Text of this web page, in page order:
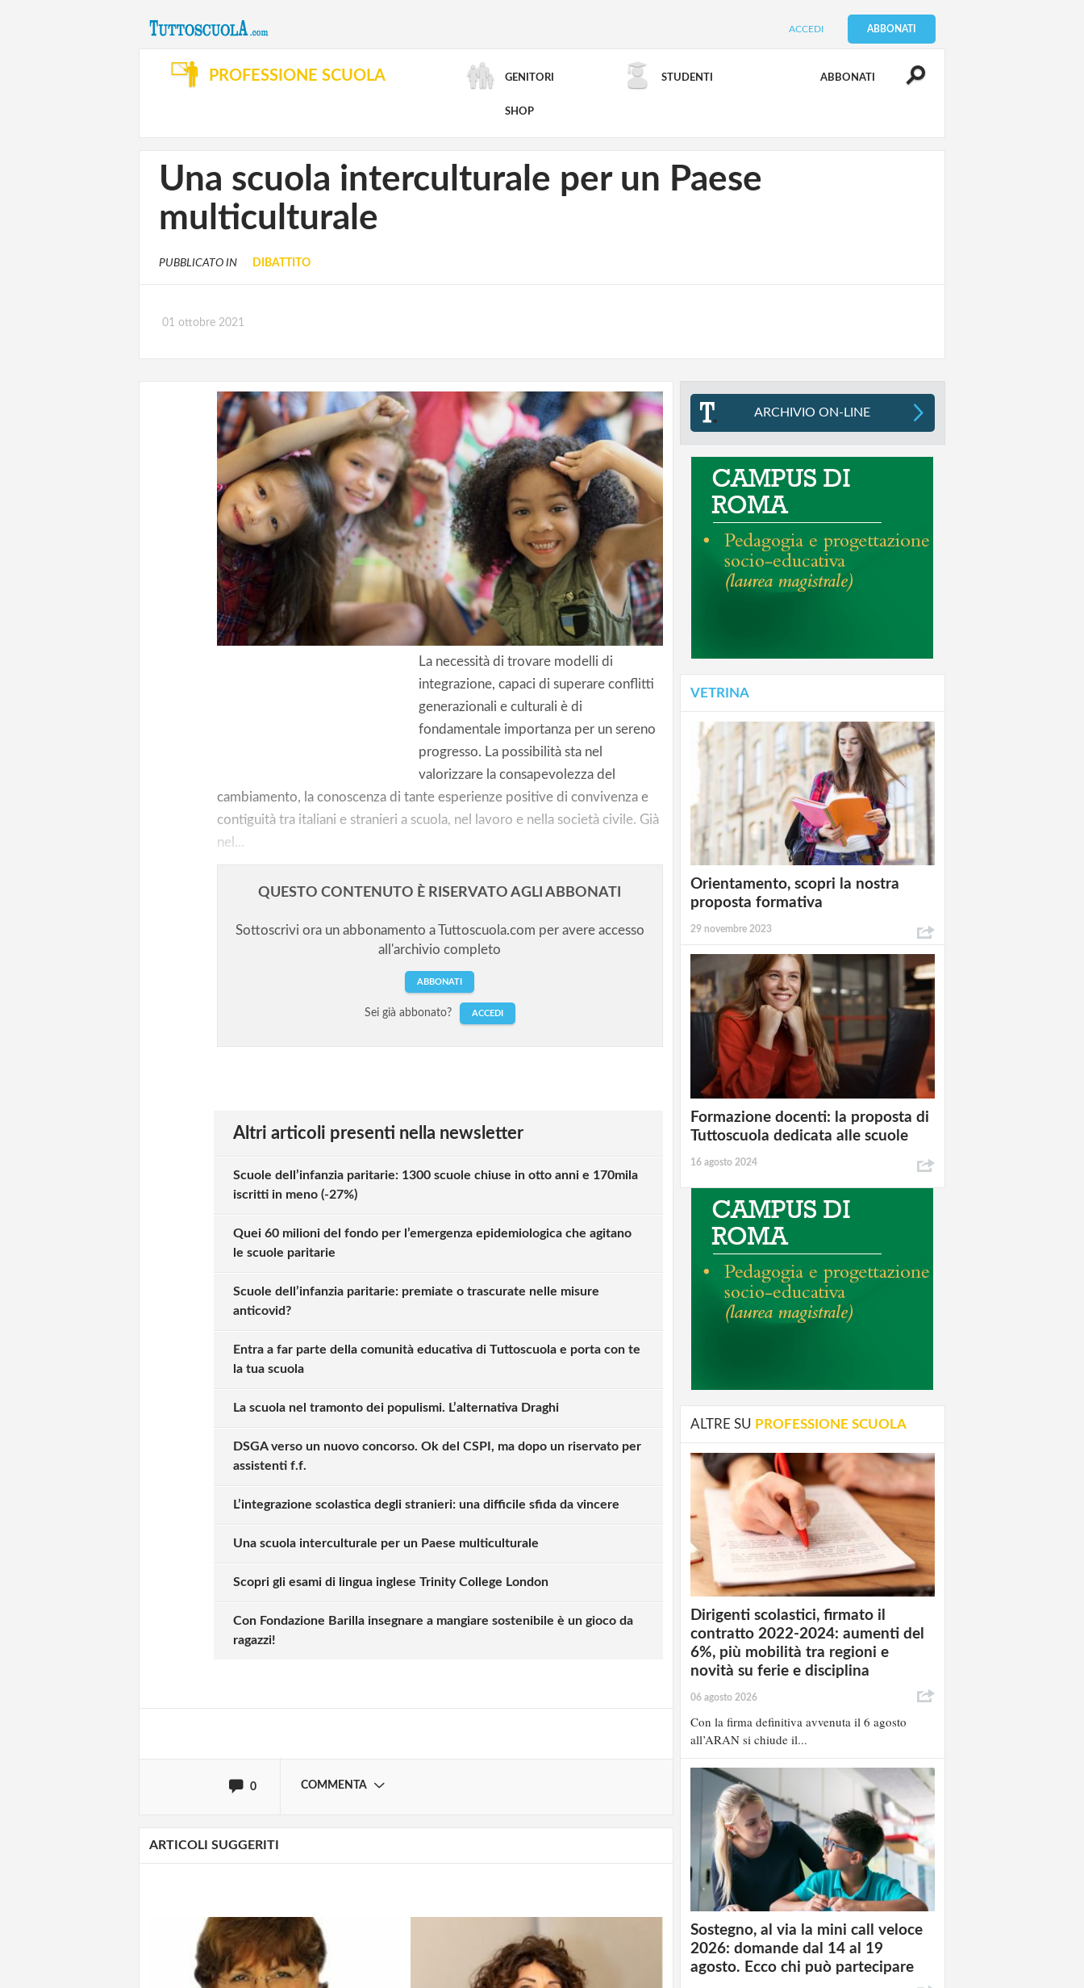
ACCEDI ABBONATI
PROFESSIONE SCUOLA GENITORI STUDENTI ABBONATI
SHOP
RICERCA AVANZATA
Una scuola interculturale per un Paese
multiculturale
PUBBLICATO IN DIBATTITO
01 ottobre 2021
La necessità di trovare modelli di
integrazione, capaci di superare conflitti
generazionali e culturali è di
fondamentale importanza per un sereno
progresso. La possibilità sta nel
valorizzare la consapevolezza del
cambiamento, la conoscenza di tante esperienze positive di convivenza e
contiguità tra italiani e stranieri a scuola, nel lavoro e nella società civile. Già
nel...
QUESTO CONTENUTO È RISERVATO AGLI ABBONATI
Sottoscrivi ora un abbonamento a Tuttoscuola.com per avere accesso
all'archivio completo
ABBONATI
Sei già abbonato? ACCEDI
Altri articoli presenti nella newsletter
Scuole dell’infanzia paritarie: 1300 scuole chiuse in otto anni e 170mila
iscritti in meno (-27%)
Quei 60 milioni del fondo per l’emergenza epidemiologica che agitano
le scuole paritarie
Scuole dell’infanzia paritarie: premiate o trascurate nelle misure
anticovid?
Entra a far parte della comunità educativa di Tuttoscuola e porta con te
la tua scuola
La scuola nel tramonto dei populismi. L’alternativa Draghi
DSGA verso un nuovo concorso. Ok del CSPI, ma dopo un riservato per
assistenti f.f.
L’integrazione scolastica degli stranieri: una difficile sfida da vincere
Una scuola interculturale per un Paese multiculturale
Scopri gli esami di lingua inglese Trinity College London
Con Fondazione Barilla insegnare a mangiare sostenibile è un gioco da
ragazzi!
0 COMMENTA
Solo gli utenti registrati possono commentare!
ARTICOLI SUGGERITI
ARCHIVIO ON-LINE
VETRINA
Orientamento, scopri la nostra
proposta formativa
29 novembre 2023
Formazione docenti: la proposta di
Tuttoscuola dedicata alle scuole
16 agosto 2024
ALTRE SU PROFESSIONE SCUOLA
Dirigenti scolastici, firmato il
contratto 2022-2024: aumenti del
6%, più mobilità tra regioni e
novità su ferie e disciplina
06 agosto 2026
Con la firma definitiva avvenuta il 6 agosto
all’ARAN si chiude il...
Sostegno, al via la mini call veloce
2026: domande dal 14 al 19
agosto. Ecco chi può partecipare